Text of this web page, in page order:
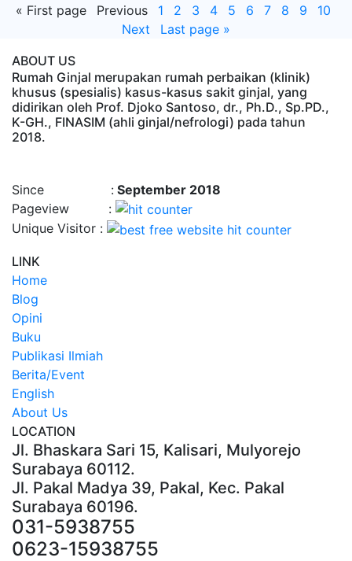
« First page Previous 1 2 3 4 5 6 7 8 9
10
Next
Last page »
ABOUT US
Rumah Ginjal merupakan rumah perbaikan (klinik)
khusus (spesialis) kasus-kasus sakit ginjal, yang
didirikan oleh Prof. Djoko Santoso, dr., Ph.D., Sp.PD.,
K-GH., FINASIM (ahli ginjal/nefrologi) pada tahun
2018.
Since : September 2018
Pageview :
Unique Visitor :
LINK
Home
Blog
Opini
Buku
Publikasi Ilmiah
Berita/Event
English
About Us
LOCATION
Jl. Bhaskara Sari 15, Kalisari, Mulyorejo
Surabaya 60112.
Jl. Pakal Madya 39, Pakal, Kec. Pakal
Surabaya 60196.
031-5938755
0623-15938755